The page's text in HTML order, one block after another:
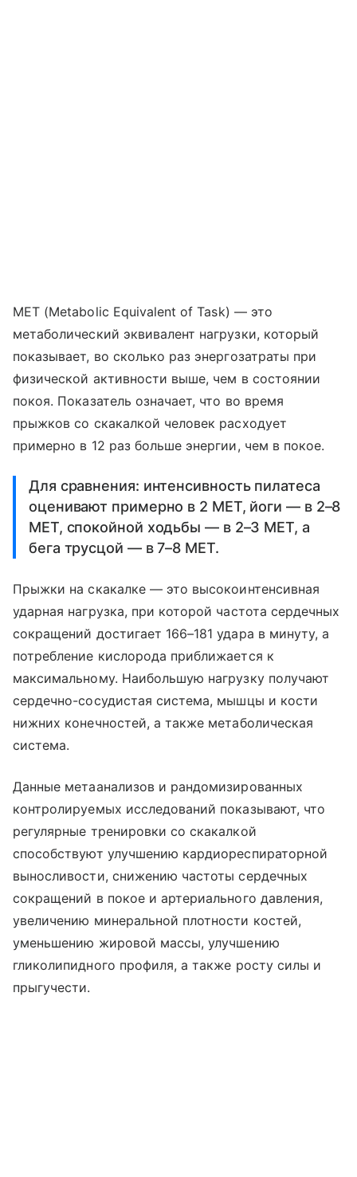
MET (Metabolic Equivalent of Task) — это
метаболический эквивалент нагрузки, который
показывает, во сколько раз энергозатраты при
физической активности выше, чем в состоянии
покоя. Показатель означает, что во время
прыжков со скакалкой человек расходует
примерно в 12 раз больше энергии, чем в покое.
Для сравнения: интенсивность пилатеса
оценивают примерно в 2 MET, йоги ― в 2–8
MET, спокойной ходьбы ― в 2–3 МЕТ, а
бега трусцой — в 7–8 МЕТ.
Прыжки на скакалке — это высокоинтенсивная
ударная нагрузка, при которой частота сердечных
сокращений достигает 166–181 удара в минуту, а
потребление кислорода приближается к
максимальному. Наибольшую нагрузку получают
сердечно-сосудистая система, мышцы и кости
нижних конечностей, а также метаболическая
система.
Данные метаанализов и рандомизированных
контролируемых исследований показывают, что
регулярные тренировки со скакалкой
способствуют улучшению кардиореспираторной
выносливости, снижению частоты сердечных
сокращений в покое и артериального давления,
увеличению минеральной плотности костей,
уменьшению жировой массы, улучшению
гликолипидного профиля, а также росту силы и
прыгучести.